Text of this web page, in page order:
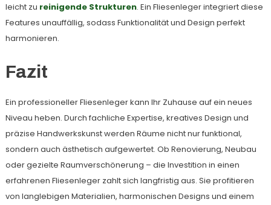
leicht zu reinigende Strukturen. Ein Fliesenleger integriert diese
Features unauffällig, sodass Funktionalität und Design perfekt
harmonieren.
Fazit
Ein professioneller Fliesenleger kann Ihr Zuhause auf ein neues
Niveau heben. Durch fachliche Expertise, kreatives Design und
präzise Handwerkskunst werden Räume nicht nur funktional,
sondern auch ästhetisch aufgewertet. Ob Renovierung, Neubau
oder gezielte Raumverschönerung – die Investition in einen
erfahrenen Fliesenleger zahlt sich langfristig aus. Sie profitieren
von langlebigen Materialien, harmonischen Designs und einem